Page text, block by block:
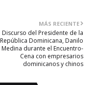
MÁS RECIENTE
Discurso del Presidente de la
República Dominicana, Danilo
Medina durante el Encuentro-
Cena con empresarios
dominicanos y chinos